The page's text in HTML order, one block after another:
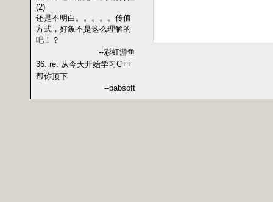
(2)
还是不明白。。。。。传值
方式，好象不是这么理解的
吧！？
--彩虹游鱼
36. re: 从今天开始学习C++
帮你顶下
--babsoft